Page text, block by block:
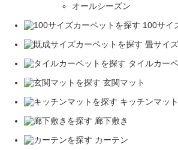
オールシーズン
100サイ
畳サイ
タイルカー
玄関マット
キッチンマット
廊下敷き
カーテン